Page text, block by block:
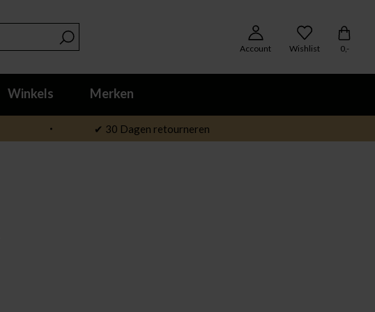
Account Wishlist 0,-
Winkels Merken
✔ 30 Dagen retourneren